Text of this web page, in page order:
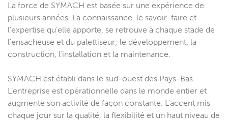
La force de SYMACH est basée sur une expérience de
plusieurs années. La connaissance, le savoir-faire et
l’expertise qu’elle apporte, se retrouve à chaque stade de
l'ensacheuse et du palettiseur; le développement, la
construction, l’installation et la maintenance.
SYMACH est établi dans le sud-ouest des Pays-Bas.
L’entreprise est opérationnelle dans le monde entier et
augmente son activité de façon constante. L'accent mis
chaque jour sur la qualité, la flexibilité et un haut niveau de